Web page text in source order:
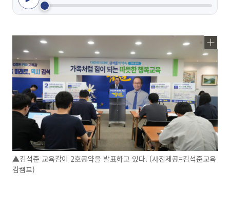
▲김석준 교육감이 2호공약을 발표하고 있다. (사진제공=김석준교육
감캠프)